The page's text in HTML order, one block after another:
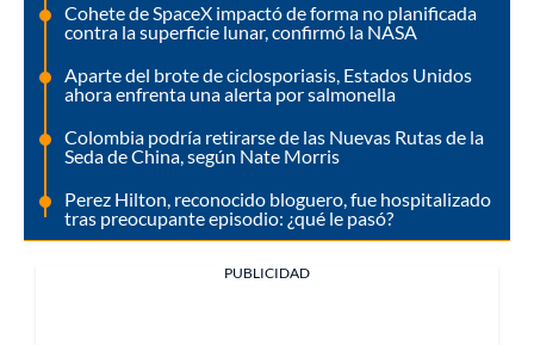
Cohete de SpaceX impactó de forma no planificada
contra la superficie lunar, confirmó la NASA
Aparte del brote de ciclosporiasis, Estados Unidos
ahora enfrenta una alerta por salmonella
Colombia podría retirarse de las Nuevas Rutas de la
Seda de China, según Nate Morris
Perez Hilton, reconocido bloguero, fue hospitalizado
tras preocupante episodio: ¿qué le pasó?
PUBLICIDAD